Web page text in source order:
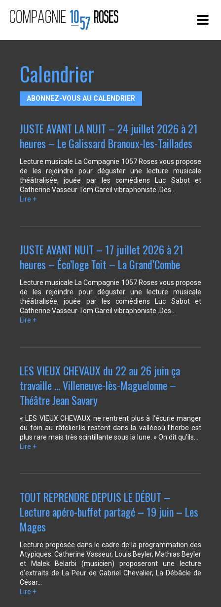
SPECTACLES
« AUTEUR HAUT-PARLEUR »
COMPAGNIE
CONTACT
Calendrier
ABONNEZ-VOUS AU CALENDRIER
JUSTE AVANT LA NUIT – 24 juillet 2026 à 21
heures – Le Galissard Branoux-les-Taillades
Lecture musicale La Compagnie 1057 Roses vous propose
de les rejoindre pour déguster une lecture musicale
théâtralisée, jouée par les comédiens Luc Sabot et
Catherine Vasseur Tom Gareil vibraphoniste .Des…
Lire +
JUSTE AVANT NUIT – 17 juillet 2026 à 21
heures – Éco’loge Toit – La Grand’Combe
Lecture musicale La Compagnie 1057 Roses vous propose
de les rejoindre pour déguster une lecture musicale
théâtralisée, jouée par les comédiens Luc Sabot et
Catherine Vasseur Tom Gareil vibraphoniste .Des…
Lire +
LES VIEUX CHEVAUX du 22 au 26 juin ça
travaille … Villeneuve-lès-Maguelonne –
Théâtre Jean Savary
« LES VIEUX CHEVAUX ne rentrent plus à l’écurie manger
du foin au râtelier.Ils restent dans la valléeoù l’herbe est
plus rare mais très scintillante sous la lune. » On dit qu’ils…
Lire +
TOUT REPRENDRE DEPUIS LE DÉBUT –
Lecture apéro-buffet partagé – 19 juin – Les
Mages
Lecture proposée dans le cadre de la programmation des
Atypiques. Catherine Vasseur, Louis Beyler, Mathias Beyler
et Malek Belarbi (musicien) proposeront une lecture
d’extraits de La Peur de Gabriel Chevalier, La Débâcle de
César…
Lire +